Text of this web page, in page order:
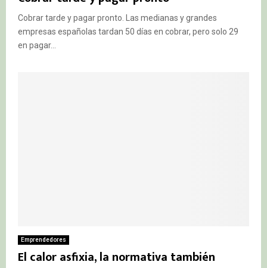
Cobrar tarde y pagar pronto. Las medianas y grandes
empresas españolas tardan 50 días en cobrar, pero solo 29
en pagar...
Emprendedores
El calor asfixia, la normativa también